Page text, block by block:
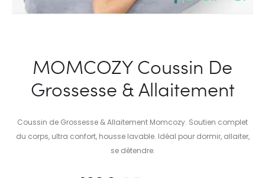
MOMCOZY Coussin De
Grossesse & Allaitement
Coussin de Grossesse & Allaitement Momcozy. Soutien complet
du corps, ultra confort, housse lavable. Idéal pour dormir, allaiter,
se détendre.